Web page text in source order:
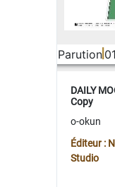
Parution
DAILY
Copy
o-okun
Éditeur :
Studio